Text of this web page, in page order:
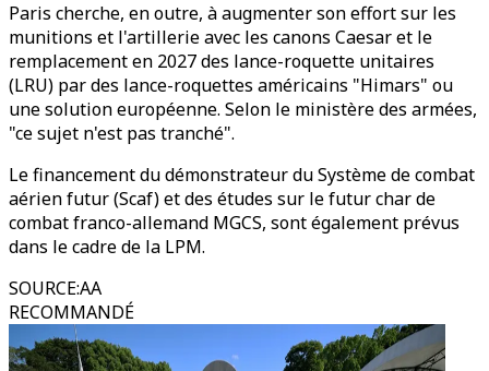
Paris cherche, en outre, à augmenter son effort sur les
munitions et l'artillerie avec les canons Caesar et le
remplacement en 2027 des lance-roquette unitaires
(LRU) par des lance-roquettes américains "Himars" ou
une solution européenne. Selon le ministère des armées,
"ce sujet n'est pas tranché".
Le financement du démonstrateur du Système de combat
aérien futur (Scaf) et des études sur le futur char de
combat franco-allemand MGCS, sont également prévus
dans le cadre de la LPM.
SOURCE:AA
RECOMMANDÉ